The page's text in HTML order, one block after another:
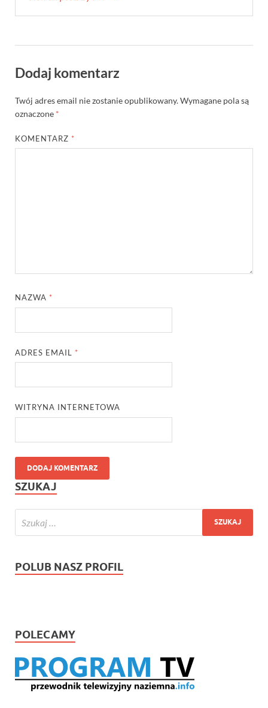
Dodaj komentarz
Twój adres email nie zostanie opublikowany.Wymagane pola są
oznaczone *
KOMENTARZ *
NAZWA *
ADRES EMAIL *
WITRYNA INTERNETOWA
SZUKAJ
POLUB NASZ PROFIL
POLECAMY